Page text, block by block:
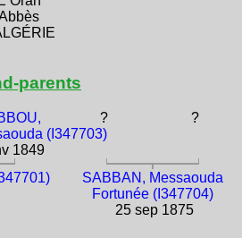
parents
(I347703)
1849
? ?
SABBAN, Messaouda
Fortunée (I347704)
25 sep 1875